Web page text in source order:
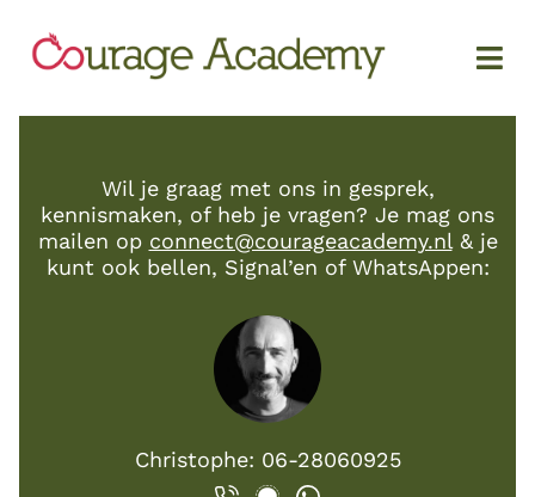
Wil je graag met ons in gesprek,
kennismaken, of heb je vragen? Je mag ons
mailen op connect@courageacademy.nl& je
kunt ook bellen, Signal’en of WhatsAppen:
Christophe: 06-28060925